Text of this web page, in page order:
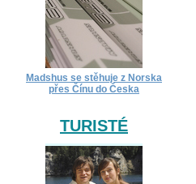
Madshus se stěhuje z Norska
přes Čínu do Česka
TURISTÉ